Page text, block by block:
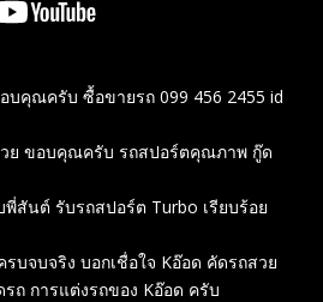
บคุณครับ ซื้อขายรถ 099 456 2455 id
ย ขอบคุณครับ รถสปอร์ตคุณภาพ กู๊ด
สันต์ รับรถสปอร์ต Turbo เรียบร้อย
จบจริง บอกเชื่อใจ Kอ๊อด คัดรถสวย
การแต่งรถของ Kอ๊อด ครับ